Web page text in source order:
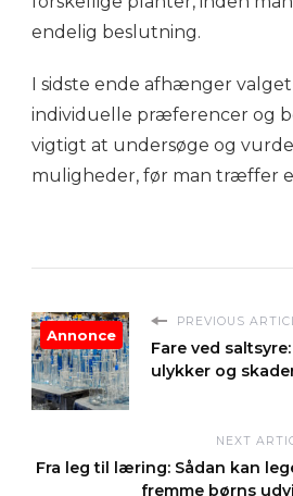
endelig beslutning.
I sidste ende afhænger
individuelle præferencer og
vigtigt at undersøge og
muligheder, før man træffer
PREVIOUS
Fare ved
ulykker og
Annonce
NEXT
Fra leg til læring: Sådan kan
fremme børns